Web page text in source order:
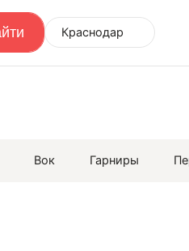
Краснодар
Вок Гарниры